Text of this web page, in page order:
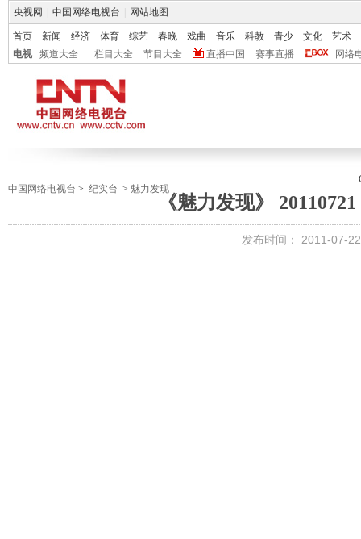
央视网 中国网络电视台 网站地图
首页 新闻 经济 体育 综艺 春晚 戏曲 音乐 科教 青少 文化
艺术
电视
频道大全 栏目大全 节目大全 直播中国 赛事直播 网络
中国网络电视台 > 纪实台 > 魅力发现
《魅力发现》
发布时间： 2011-07-